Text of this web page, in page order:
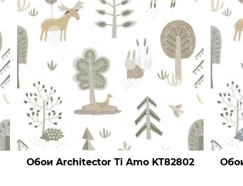
Обои Architector Ti Amo KT82802